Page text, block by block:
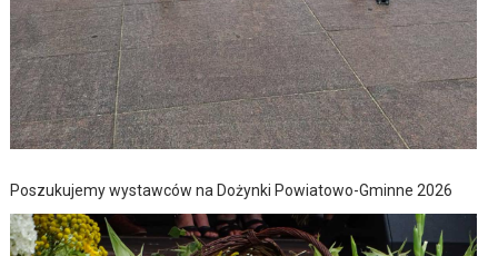
Poszukujemy wystawców na Dożynki Powiatowo-Gminne 2026